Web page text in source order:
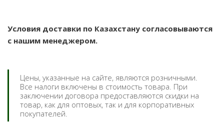
Условия доставки по Казахстану согласовываются
с нашим менеджером.
Цены, указанные на сайте, являются розничными.
Все налоги включены в стоимость товара. При
заключении договора предоставляются скидки на
товар, как для оптовых, так и для корпоративных
покупателей.